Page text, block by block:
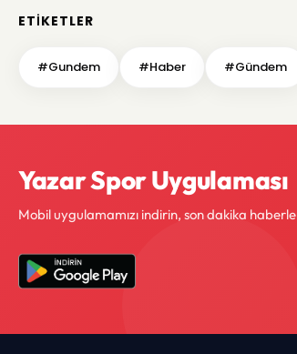
ETIKETLER
#Gundem #Haber #Gündem
Yazar Spor Uygulaması
Mobil uygulamamızı indirin, son dakika